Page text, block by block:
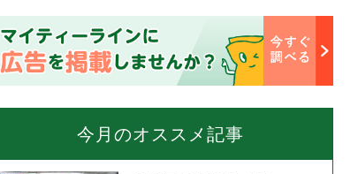
今月のオススメ記事